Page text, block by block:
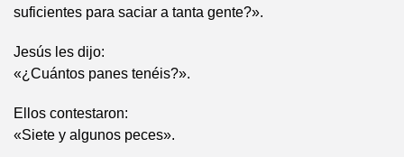
suficientes para saciar a tanta gente?».
Jesús les dijo:
«¿Cuántos panes tenéis?».
Ellos contestaron:
«Siete y algunos peces».